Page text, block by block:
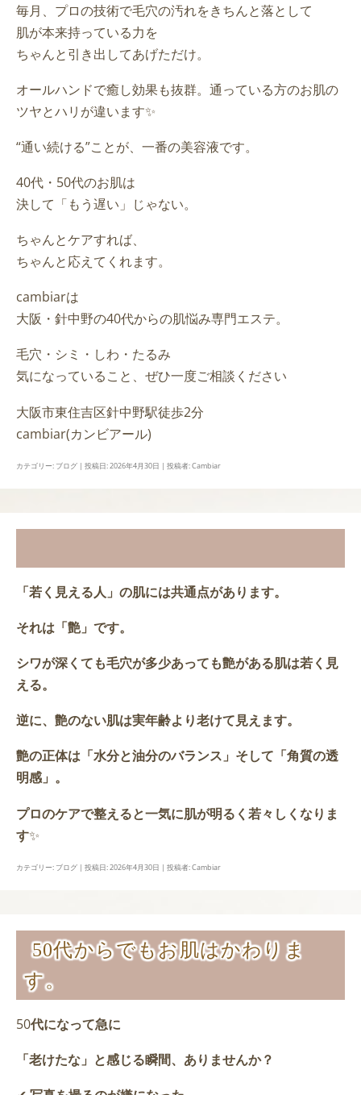
毎月、プロの技術で毛穴の汚れをきちんと落として
肌が本来持っている力を
ちゃんと引き出してあげただけ。
オールハンドで癒し効果も抜群。通っている方のお肌の
ツヤとハリが違います✨
“通い続ける”ことが、一番の美容液です。
40代・50代のお肌は
決して「もう遅い」じゃない。
ちゃんとケアすれば、
ちゃんと応えてくれます。
cambiarは
大阪・針中野の40代からの肌悩み専門エステ。
毛穴・シミ・しわ・たるみ
気になっていること、ぜひ一度ご相談ください
大阪市東住吉区針中野駅徒歩2分
cambiar(カンビアール)
カテゴリー: ブログ | 投稿日:2026年4月30日 | 投稿者:Cambiar
「若く見える人」の肌には共通点があります。
それは「艶」です。
シワが深くても毛穴が多少あっても艶がある肌は若く見
える。
逆に、艶のない肌は実年齢より老けて見えます。
艶の正体は「水分と油分のバランス」そして「角質の透
明感」。
プロのケアで整えると一気に肌が明るく若々しくなりま
す✨
カテゴリー: ブログ | 投稿日:2026年4月30日 | 投稿者:Cambiar
50代からでもお肌はかわりま
す。
50代になって急に
「老けたな」と感じる瞬間、ありませんか？